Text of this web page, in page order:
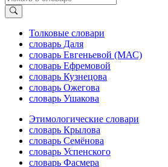
Толковые словари
словарь Даля
словарь Евгеньевой (МАС)
словарь Ефремовой
словарь Кузнецова
словарь Ожегова
словарь Ушакова
Этимологические словари
словарь Крылова
словарь Семёнова
словарь Успенского
словарь Фасмера